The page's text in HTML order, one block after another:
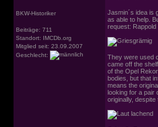
BKW-Historiker
Beiträge: 711
Standort: IMCDb.org
Mitglied seit: 23.09.2007
Geschlecht:
Jasmin´s idea is
as able to help.
request:
They were used
came off the
of the Opel
bodies, but that
means the
looking for a pair
originally,